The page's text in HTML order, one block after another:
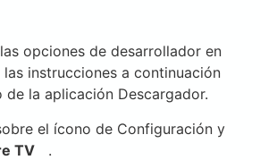
opciones de desarrollador en
instrucciones a continuación
de la aplicación Descargador.
el ícono de Configuración y
TV .